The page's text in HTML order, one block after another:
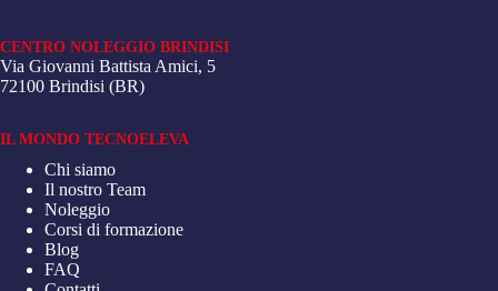
CENTRO NOLEGGIO BRINDISI
Via Giovanni Battista Amici, 5
72100 Brindisi (BR)
IL MONDO TECNOELEVA
Chi siamo
Il nostro Team
Noleggio
Corsi di formazione
Blog
FAQ